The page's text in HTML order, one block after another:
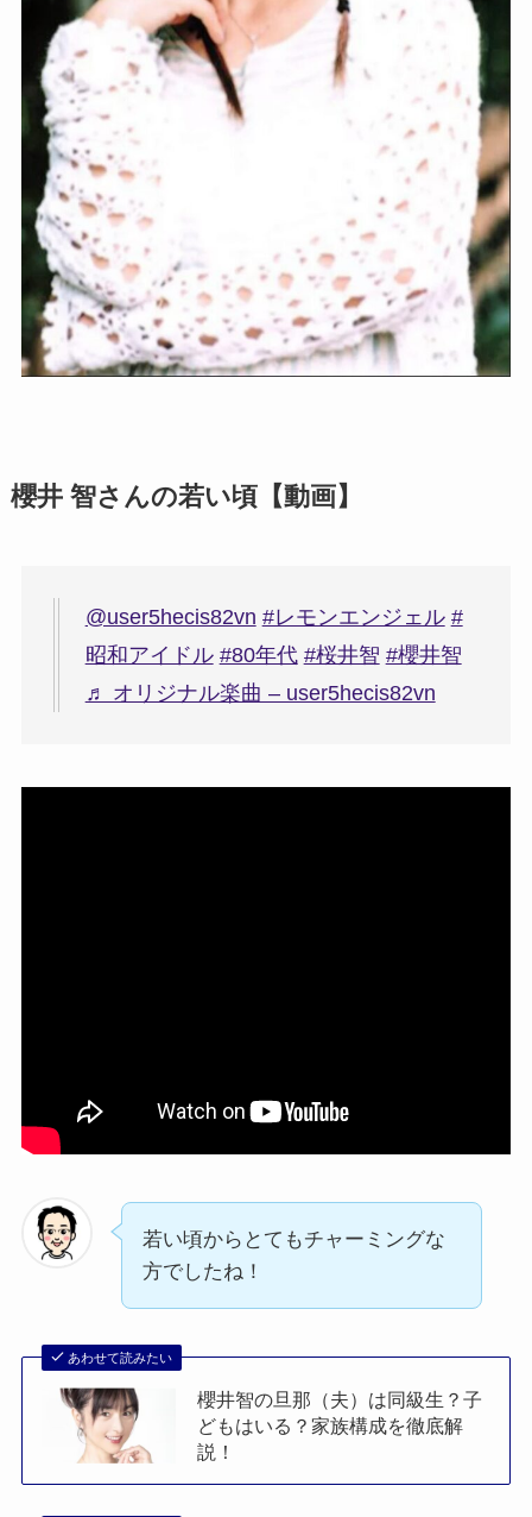
櫻井 智さんの若い頃【動画】
@user5hecis82vn #レモンエンジェル #
昭和アイドル #80年代 #桜井智 #櫻井智
♬ オリジナル楽曲 – user5hecis82vn
若い頃からとてもチャーミングな
方でしたね！
あわせて読みたい
櫻井智の旦那（夫）は同級生？子
どもはいる？家族構成を徹底解
説！